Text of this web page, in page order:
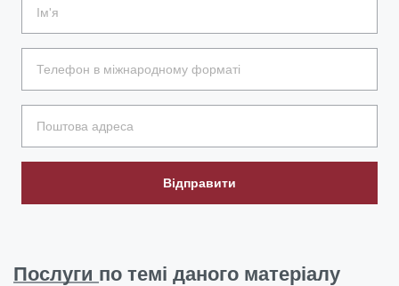
Відправити
Послуги по темі даного матеріалу